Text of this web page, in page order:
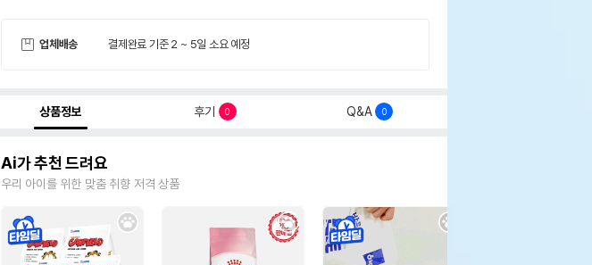
업체배송 결제완료 기준 2 ~ 5일 소요 예정
상품정보 후기 0 Q&A 0
Ai가 추천 드려요
우리 아이를 위한 맞춤 취향 저격 상품